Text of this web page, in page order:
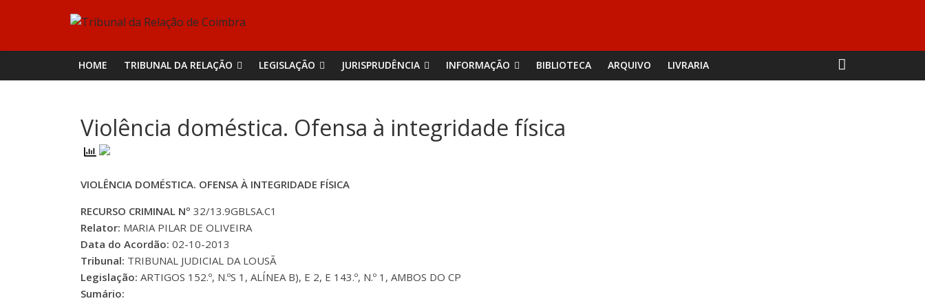
Tribunal
da
Relação
de
Coimbra
HOME TRIBUNAL DA RELAÇÃO LEGISLAÇÃO JURISPRUDÊNCIA INFORMAÇÃO BIBLIOTECA ARQUIVO LIVRARIA
Violência doméstica. Ofensa à integridade física
VIOLÊNCIA DOMÉSTICA. OFENSA À INTEGRIDADE FÍSICA
RECURSO CRIMINAL Nº 32/13.9GBLSA.C1
Relator: MARIA PILAR DE OLIVEIRA
Data do Acordão: 02-10-2013
Tribunal: TRIBUNAL JUDICIAL DA LOUSÃ
Legislação: ARTIGOS 152.º, N.ºS 1, ALÍNEA B), E 2, E 143.º, N.º 1, AMBOS DO CP
Sumário: